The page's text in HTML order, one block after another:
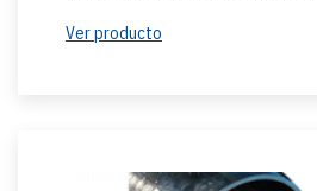
Ver producto